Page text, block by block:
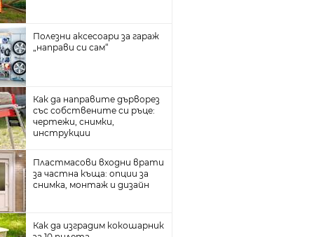
си ръце
ями
и добре
под
Полезни аксесоари за гараж
„направи си сам“
Как да направите дърворез
със собствените си ръце:
чертежи, снимки,
инструкции
Пластмасови входни врати
за частна къща: опции за
снимка, монтаж и дизайн
Как да изградим кокошарник